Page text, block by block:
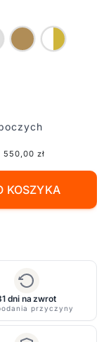
550,00 zł
KOSZYKA
dni na zwrot
przyczyny